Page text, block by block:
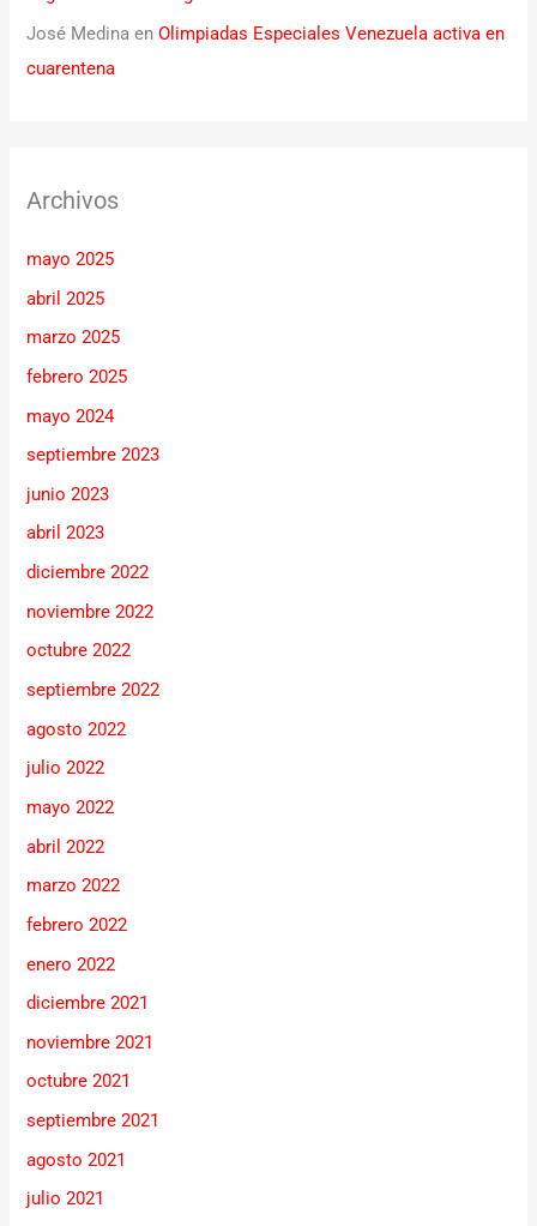
José Medina enOlimpiadas Especiales Venezuela activa en
cuarentena
Archivos
mayo 2025
abril 2025
marzo 2025
febrero 2025
mayo 2024
septiembre 2023
junio 2023
abril 2023
diciembre 2022
noviembre 2022
octubre 2022
septiembre 2022
agosto 2022
julio 2022
mayo 2022
abril 2022
marzo 2022
febrero 2022
enero 2022
diciembre 2021
noviembre 2021
octubre 2021
septiembre 2021
agosto 2021
julio 2021